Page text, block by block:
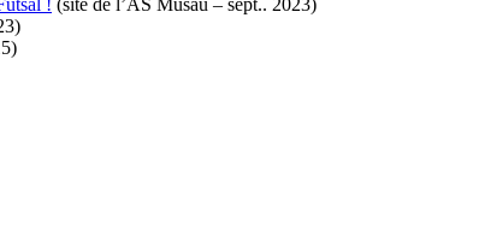
! (site de l’AS Musau – sept.. 2023)